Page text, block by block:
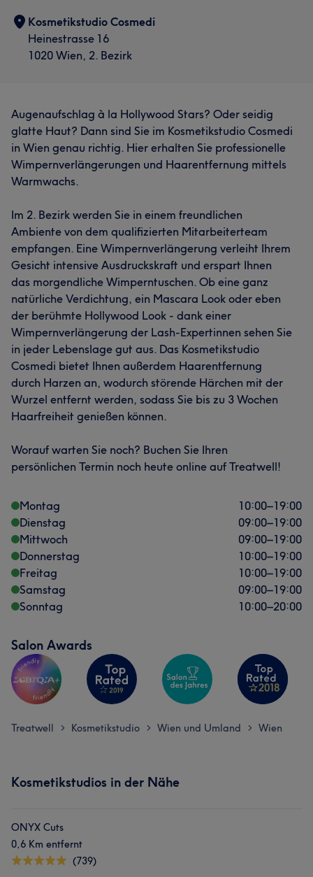
Kosmetikstudio Cosmedi
Heinestrasse 16
1020 Wien, 2. Bezirk
Augenaufschlag à la Hollywood Stars? Oder seidig
glatte Haut? Dann sind Sie im Kosmetikstudio Cosmedi
in Wien genau richtig. Hier erhalten Sie professionelle
Wimpernverlängerungen und Haarentfernung mittels
Warmwachs.
Im 2. Bezirk werden Sie in einem freundlichen
Ambiente von dem qualifizierten Mitarbeiterteam
empfangen. Eine Wimpernverlängerung verleiht Ihrem
Gesicht intensive Ausdruckskraft und erspart Ihnen
das morgendliche Wimperntuschen. Ob eine ganz
natürliche Verdichtung, ein Mascara Look oder eben
der berühmte Hollywood Look - dank einer
Wimpernverlängerung der Lash-Expertinnen sehen Sie
in jeder Lebenslage gut aus. Das Kosmetikstudio
Cosmedi bietet Ihnen außerdem Haarentfernung
durch Harzen an, wodurch störende Härchen mit der
Wurzel entfernt werden, sodass Sie bis zu 3 Wochen
Haarfreiheit genießen können.
Worauf warten Sie noch? Buchen Sie Ihren
persönlichen Termin noch heute online auf Treatwell!
Montag 10:00–19:00
Dienstag
09:00–19:00
Mittwoch
09:00–19:00
Donnerstag
10:00–19:00
Freitag
10:00–19:00
Samstag
09:00–19:00
Sonntag
10:00–20:00
Salon Awards
Treatwell > Kosmetikstudio > Wien und Umland > Wien
Kosmetikstudios in der Nähe
ONYX Cuts
0,6 Km entfernt
(739)